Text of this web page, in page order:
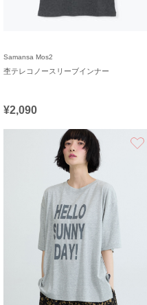
Samansa Mos2
杢テレコノースリーブインナー
¥2,090